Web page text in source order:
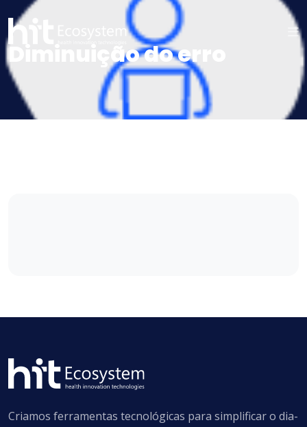
Diminuição do erro
Criamos ferramentas tecnológicas para simplificar o dia-